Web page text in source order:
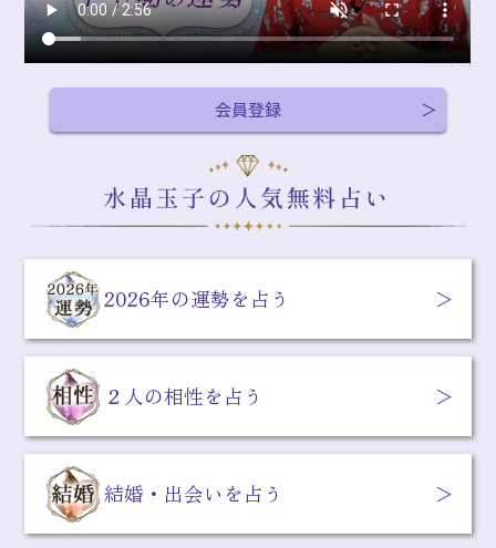
会員登録
2026年の運勢を占う
２人の相性を占う
結婚・出会いを占う